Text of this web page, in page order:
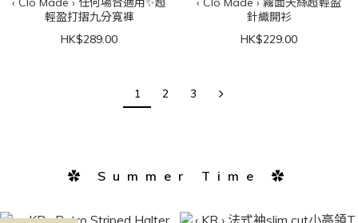
輕盈打摺九分寬褲
HK$289.00
針織開衫
HK$229.00
1 2 3
✿ Summer Time ✿